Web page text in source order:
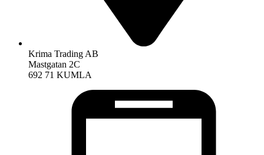
Krima Trading AB
Mastgatan 2C
692 71 KUMLA